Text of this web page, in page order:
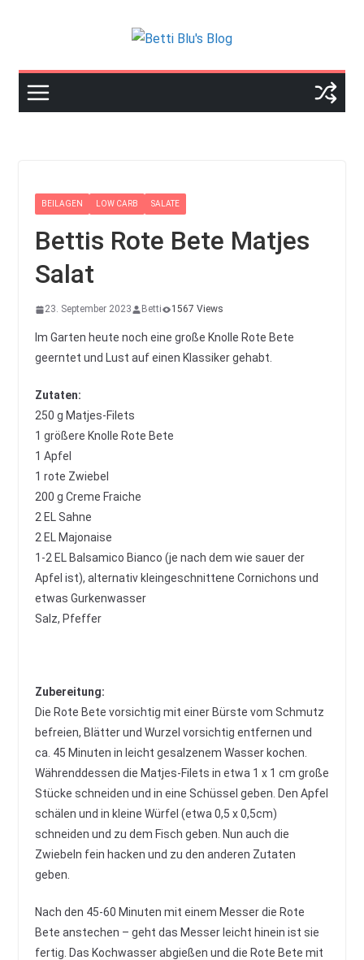
BEILAGEN LOW CARB SALATE
Bettis Rote Bete Matjes
Salat
23. September 2023 Betti 1567 Views
Im Garten heute noch eine große Knolle Rote Bete
geerntet und Lust auf einen Klassiker gehabt.
Zutaten:
250 g Matjes-Filets
1 größere Knolle Rote Bete
1 Apfel
1 rote Zwiebel
200 g Creme Fraiche
2 EL Sahne
2 EL Majonaise
1-2 EL Balsamico Bianco (je nach dem wie sauer der
Apfel ist), alternativ kleingeschnittene Cornichons und
etwas Gurkenwasser
Salz, Pfeffer
Zubereitung:
Die Rote Bete vorsichtig mit einer Bürste vom Schmutz
befreien, Blätter und Wurzel vorsichtig entfernen und
ca. 45 Minuten in leicht gesalzenem Wasser kochen.
Währenddessen die Matjes-Filets in etwa 1 x 1 cm große
Stücke schneiden und in eine Schüssel geben. Den Apfel
schälen und in kleine Würfel (etwa 0,5 x 0,5cm)
schneiden und zu dem Fisch geben. Nun auch die
Zwiebeln fein hacken und zu den anderen Zutaten
geben.
Nach den 45-60 Minuten mit einem Messer die Rote
Bete anstechen – geht das Messer leicht hinein ist sie
fertig. Das Kochwasser abgießen und die Rote Bete mit